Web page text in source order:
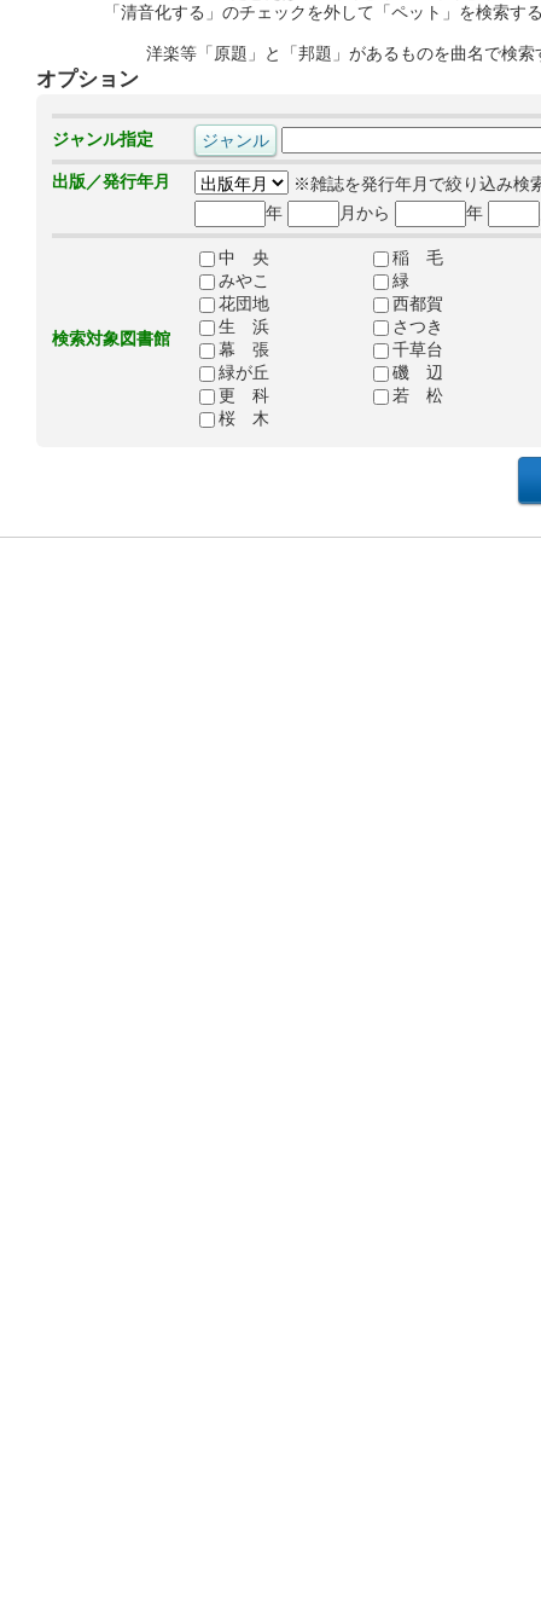
「清音化する」のチェックを外して「ペット」を検索
洋楽等「原題」と「邦題」があるものを曲名で検
オプション
ジャンル指定
出版／発行年月
※雑誌を発行年月で絞り込み検
年
月から 年
検索対象図書館
中 央
稲 毛
みやこ
緑
花団地
西都賀
生 浜
さつき
幕 張
千草台
緑が丘
磯 辺
更 科
若 松
桜 木